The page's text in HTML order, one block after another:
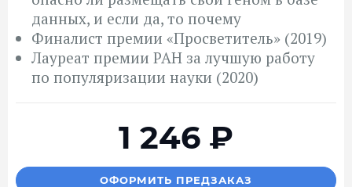
данных, и если да, то почему
Финалист премии «Просветитель» (2019)
Лауреат премии РАН за лучшую работу
по популяризации науки (2020)
1 246 ₽
ОФОРМИТЬ ПРЕДЗАКАЗ